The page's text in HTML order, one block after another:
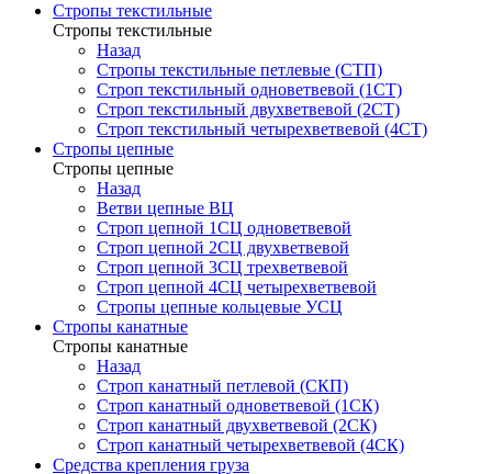
Стропы текстильные
Стропы текстильные
Назад
Стропы текстильные петлевые (СТП)
Строп текстильный одноветвевой (1СТ)
Строп текстильный двухветвевой (2СТ)
Строп текстильный четырехветвевой (4СТ)
Стропы цепные
Стропы цепные
Назад
Ветви цепные ВЦ
Строп цепной 1СЦ одноветвевой
Строп цепной 2СЦ двухветвевой
Строп цепной 3СЦ трехветвевой
Строп цепной 4СЦ четырехветвевой
Стропы цепные кольцевые УСЦ
Стропы канатные
Стропы канатные
Назад
Строп канатный петлевой (СКП)
Строп канатный одноветвевой (1СК)
Строп канатный двухветвевой (2СК)
Строп канатный четырехветвевой (4СК)
Средства крепления груза